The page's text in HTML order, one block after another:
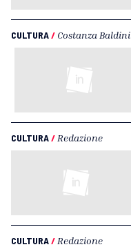
CULTURA/ Costanza Baldini
CULTURA/ Redazione
CULTURA/ Redazione